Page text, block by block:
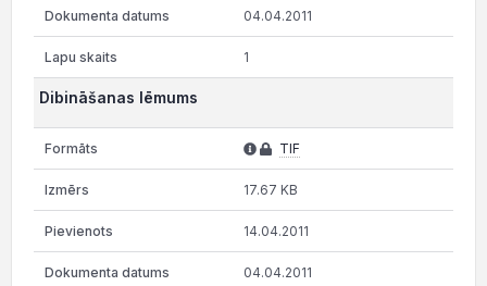
04.04.2011
1
Dibināšanas lēmums
TIF
17.67 KB
14.04.2011
04.04.2011